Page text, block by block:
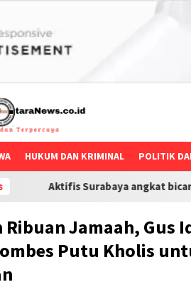
HUKUM DAN KRIMINAL POLITIK
angkat bicara: Diduga Jadi
Ribuan Jamaah, Gus
Putu Kholis